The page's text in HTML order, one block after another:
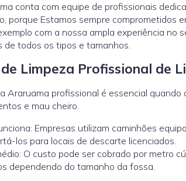
conta com equipe de profissionais
porque Estamos sempre comprometidos
com a nossa ampla experiência no
de todos os tipos e tamanhos.
Limpeza Profissional de
Araruama profissional é essencial
e mau cheiro.
Empresas utilizam caminhões
los para locais de descarte licenciados.
O custo pode ser cobrado por metro
dependendo do tamanho da fossa.